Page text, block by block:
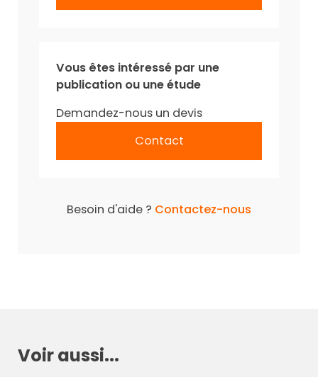
Vous êtes intéressé par une
publication ou une étude
Demandez-nous un devis
Contact
Besoin d'aide ? Contactez-nous
Voir aussi...